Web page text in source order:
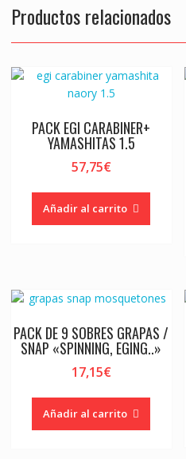
Productos relacionados
PACK EGI CARABINER+
YAMASHITAS 1.5
57,75€
Añadir al carrito
PACK DE 9 SOBRES GRAPAS /
SNAP «SPINNING, EGING..»
17,15€
Añadir al carrito